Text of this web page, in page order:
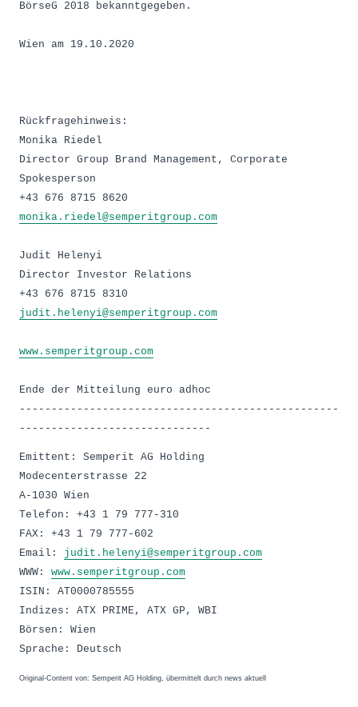
BörseG 2018 bekanntgegeben.
Wien am 19.10.2020
Rückfragehinweis:
Monika Riedel
Director Group Brand Management, Corporate
Spokesperson
monika.riedel@semperitgroup.com
Judit Helenyi
Director Investor Relations
judit.helenyi@semperitgroup.com
www.semperitgroup.com
Ende der Mitteilung euro adhoc
--------------------------------------------------
------------------------------
Emittent: Semperit AG Holding
Modecenterstrasse 22
A-1030 Wien
Telefon: +43 1 79 777-310
FAX: +43 1 79 777-602
Email: judit.helenyi@semperitgroup.com
WWW: www.semperitgroup.com
ISIN: AT0000785555
Indizes: ATX PRIME, ATX GP, WBI
Börsen: Wien
Sprache: Deutsch
Original-Content von: Semperit AG Holding, übermittelt durch news aktuell